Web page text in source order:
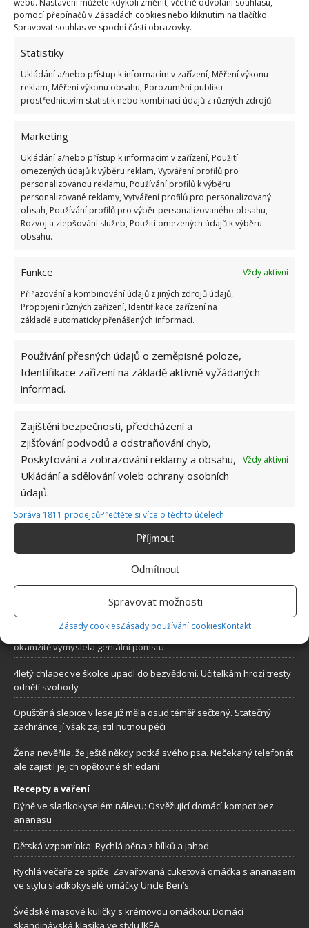
webu. Nastavení můžete kdykoli změnit, včetně odvolání souhlasu,
pomocí přepínačů v Zásadách cookies nebo kliknutím na tlačítko
Spravovat souhlas ve spodní části obrazovky.
Statistiky
Ukládání a/nebo přístup k informacím v zařízení, Měření výkonu
reklam, Měření výkonu obsahu, Porozumění publiku
prostřednictvím statistik nebo kombinací údajů z různých zdrojů.
Marketing
Ukládání a/nebo přístup k informacím v zařízení, Použití
omezených údajů k výběru reklam, Vytváření profilů pro
personalizovanou reklamu, Používání profilů k výběru
personalizované reklamy, Vytváření profilů pro personalizovaný
obsah, Používání profilů pro výběr personalizovaného obsahu,
Rozvoj a zlepšování služeb, Použití omezených údajů k výběru
obsahu.
Funkce
Vždy aktivní
Přiřazování a kombinování údajů z jiných zdrojů údajů,
Propojení různých zařízení, Identifikace zařízení na
základě automaticky přenášených informací.
Používání přesných údajů o zeměpisné poloze,
Identifikace zařízení na základě aktivně vyžádaných
informací.
Zajištění bezpečnosti, předcházení a
zjišťování podvodů a odstraňování chyb,
Poskytování a zobrazování reklamy a obsahu,
Ukládání a sdělování voleb ochrany osobních
údajů.
Vždy aktivní
Správa 1811 prodejcůPřečtěte si více o těchto účelech
Příjmout
Odmítnout
Spravovat možnosti
Zásady cookiesZásady používání cookiesKontakt
bodů
6.5.2026
Za tablety do myčky už v obchodě ani korunu.
Vyrobit si je doma zvládne každý a téměř
zadarmo
9.8.2026
Kapsle do pračky většina lidí používá špatně.
O WEBU
aktuální trendy, praktické rady i inspirativní fotografie najdete na
stránkách internetového magazínuBydlimeutulne.cz
Ženich se vykašlal na svou vlastní svatbu. Zhrzená nevěsta
okamžitě vymyslela geniální pomstu
4letý chlapec ve školce upadl do bezvědomí. Učitelkám hrozí tresty
odnětí svobody
Opuštěná slepice v lese již měla osud téměř sečtený. Statečný
zachránce jí však zajistil nutnou péči
Žena nevěřila, že ještě někdy potká svého psa. Nečekaný telefonát
ale zajistil jejich opětovné shledaní
Recepty a vaření
Dýně ve sladkokyselém nálevu: Osvěžující domácí kompot bez
ananasu
Dětská vzpomínka: Rychlá pěna z bílků a jahod
Rychlá večeře ze spíže: Zavařovaná cuketová omáčka s ananasem
ve stylu sladkokyselé omáčky Uncle Ben’s
Švédské masové kuličky s krémovou omáčkou: Domácí
skandinávská klasika ve stylu IKEA